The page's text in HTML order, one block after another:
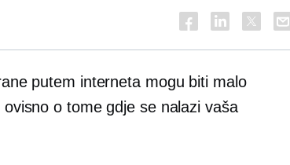
putem interneta mogu biti malo
o tome gdje se nalazi vaša